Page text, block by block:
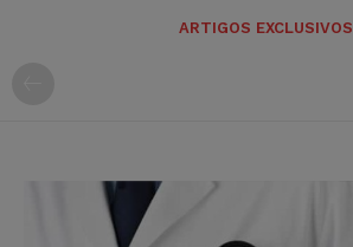
ARTIGOS EXCLUSIVOS